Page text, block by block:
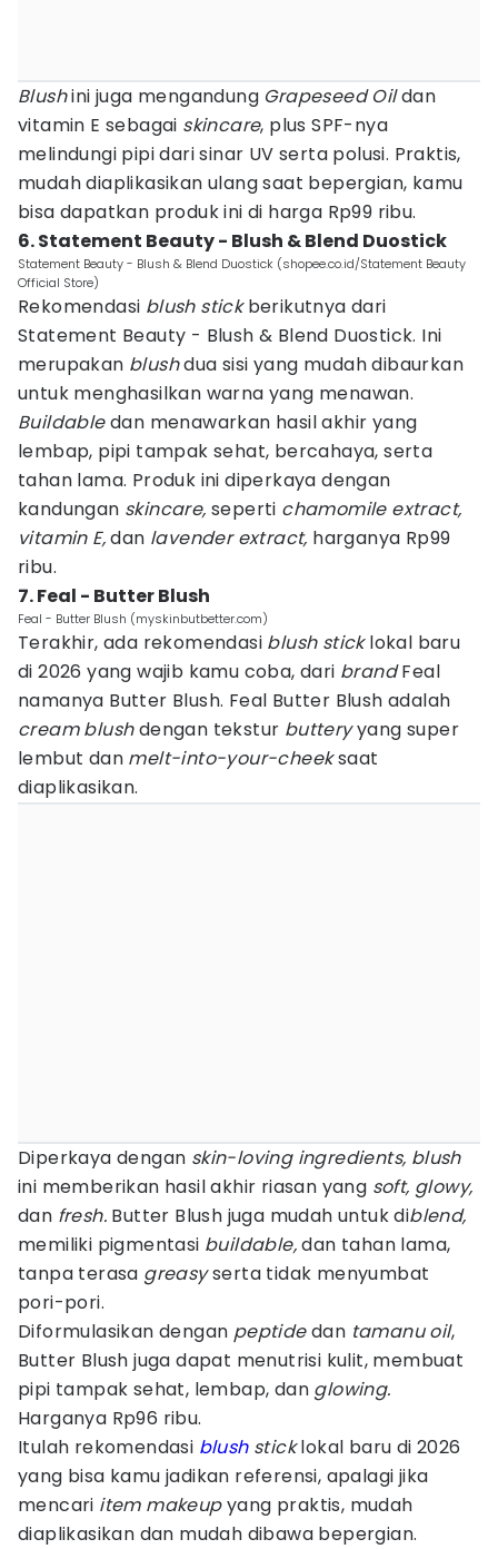
Blushini juga mengandung Grapeseed Oildan
vitamin E sebagai skincare, plus SPF-nya
melindungi pipi dari sinar UV serta polusi. Praktis,
mudah diaplikasikan ulang saat bepergian, kamu
bisa dapatkan produk ini di harga Rp99 ribu.
6. Statement Beauty - Blush & Blend Duostick
Statement Beauty - Blush & Blend Duostick (shopee.co.id/Statement Beauty
Official Store)
Rekomendasi blush stickberikutnya dari
Statement Beauty - Blush & Blend Duostick. Ini
merupakan blushdua sisi yang mudah dibaurkan
untuk menghasilkan warna yang menawan.
Buildabledan menawarkan hasil akhir yang
lembap, pipi tampak sehat, bercahaya, serta
tahan lama. Produk ini diperkaya dengan
kandungan skincare, seperti chamomile extract,
vitamin E,dan lavender extract, harganya Rp99
ribu.
7. Feal - Butter Blush
Feal - Butter Blush (myskinbutbetter.com)
Terakhir, ada rekomendasi blush sticklokal baru
di 2026 yang wajib kamu coba, dari brandFeal
namanya Butter Blush. Feal Butter Blush adalah
cream blushdengan tekstur butteryyang super
lembut dan melt-into-your-cheeksaat
diaplikasikan.
Diperkaya dengan skin-loving ingredients, blush
ini memberikan hasil akhir riasan yang soft, glowy,
dan fresh. Butter Blush juga mudah untuk diblend,
memiliki pigmentasi buildable,dan tahan lama,
tanpa terasa greasyserta tidak menyumbat
pori-pori.
Diformulasikan dengan peptidedan tamanu oil,
Butter Blush juga dapat menutrisi kulit, membuat
pipi tampak sehat, lembap, dan glowing.
Harganya Rp96 ribu.
Itulah rekomendasi blush sticklokal baru di 2026
yang bisa kamu jadikan referensi, apalagi jika
mencari item makeupyang praktis, mudah
diaplikasikan dan mudah dibawa bepergian.